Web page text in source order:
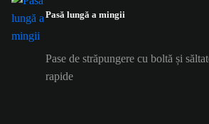
Pasă lungă a mingii
Pase de străpungere cu boltă și
rapide